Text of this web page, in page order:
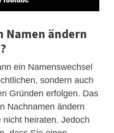
Namen ändern
ein Namenswechsel
sondern auch
Gründen erfolgen. Das
Nachnamen ändern
heiraten. Jedoch